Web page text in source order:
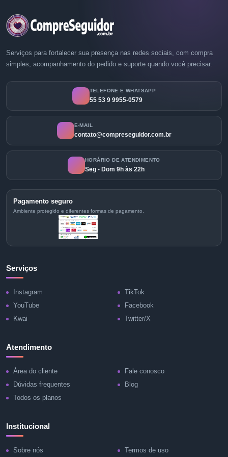
Serviços para fortalecer sua presença nas redes sociais, com compra
simples, acompanhamento do pedido e suporte quando você precisar.
TELEFONE E WHATSAPP
55 53 9 9955-0579
E-MAIL
contato@compreseguidor.com.br
HORÁRIO DE ATENDIMENTO
Seg - Dom 9h às 22h
Pagamento seguro
Ambiente protegido e diferentes formas de pagamento.
Serviços
Instagram
TikTok
YouTube
Facebook
Kwai
Twitter/X
Atendimento
Área do cliente
Fale conosco
Dúvidas frequentes
Blog
Todos os planos
Institucional
Sobre nós Termos de uso